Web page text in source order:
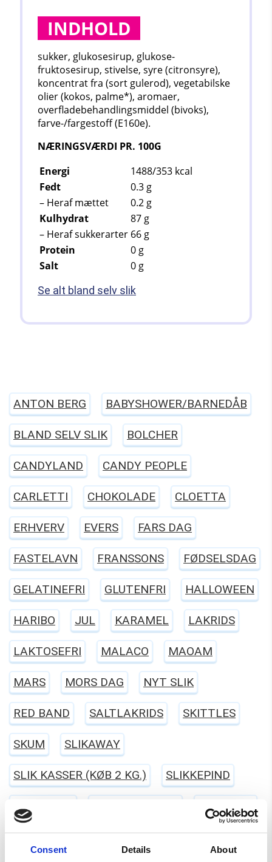
Consent Details About
INDHOLD
sukker, glukosesirup, glukose-
fruktosesirup, stivelse, syre (citronsyre),
koncentrat fra (sort gulerod), vegetabilske
olier (kokos, palme*), aromaer,
overfladebehandlingsmiddel (bivoks),
farve-/fargestoff (E160e).
NÆRINGSVÆRDI PR. 100G
Energi
1488/353 kcal
Fedt
0.3 g
– Heraf mættet
0.2 g
Kulhydrat
87 g
– Heraf sukkerarter 66 g
Protein
0 g
Salt
0 g
Se alt bland selv slik
ANTON BERG BABYSHOWER/BARNEDÅB
BLAND SELV SLIK BOLCHER
CANDYLAND CANDY PEOPLE
CARLETTI CHOKOLADE CLOETTA
ERHVERV EVERS FARS DAG
FASTELAVN FRANSSONS FØDSELSDAG
GELATINEFRI GLUTENFRI HALLOWEEN
HARIBO JUL KARAMEL LAKRIDS
LAKTOSEFRI MALACO MAOAM
MARS MORS DAG NYT SLIK
RED BAND SALTLAKRIDS SKITTLES
SKUM SLIKAWAY
SLIK KASSER (KØB 2 KG.) SLIKKEPIND
SLIKPOSER SURT SLIK